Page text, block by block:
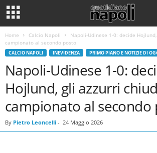
Home Calcio Napoli
Napoli-Udinese 1-0: decide
campionato al secondo posto
CALCIO NAPOLI INEVIDENZA PRIMO PIANO E NOTIZIE DI
Napoli-Udinese 1-0:
Hojlund, gli azzurri
campionato al secondo
By Pietro Leoncelli - 24 Maggio 2026